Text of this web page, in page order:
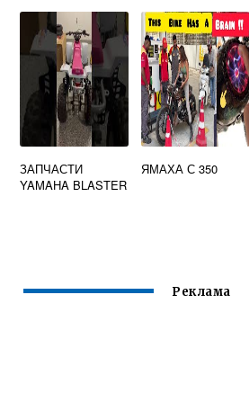
ЗАПЧАСТИ
YAMAHA BLASTER
ЯМАХА С 350
Реклама